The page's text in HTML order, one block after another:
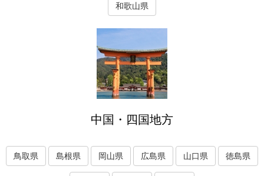
和歌山県
中国・四国地方
鳥取県 島根県 岡山県 広島県 山口県 徳島県